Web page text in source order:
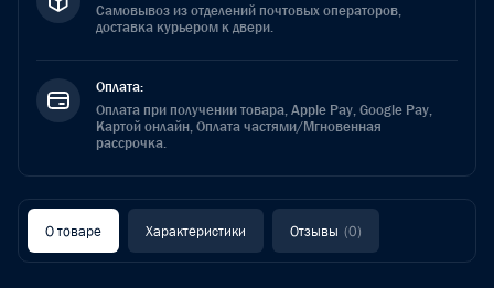
Самовывоз из отделений почтовых операторов,
доставка курьером к двери.
Оплата:
Оплата при получении товара, Apple Pay, Google Pay,
Картой онлайн, Оплата частями/Мгновенная
рассрочка.
О товаре Характеристики Отзывы (0)